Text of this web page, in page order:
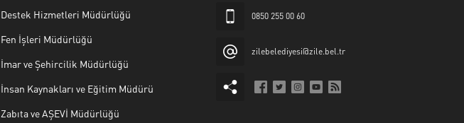
Destek Hizmetleri Müdürlüğü
Fen İşleri Müdürlüğü
İmar ve Şehircilik Müdürlüğü
İnsan Kaynakları ve Eğitim Müdürü
Zabıta ve AŞEVİ Müdürlüğü
0850 255 00 60
zilebelediyesi@zile.bel.tr